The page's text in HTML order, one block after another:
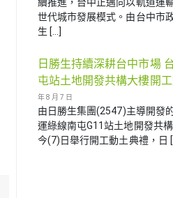
世代城市發展模式。由台中市
生 […]
日勝生持續深耕台中市場
屯站土地開發共構大樓開
年 8 月 7 日
由日勝生集團(2547)主導開發
運綠線南屯G11站土地開發共構
今(7)日舉行開工動土典禮，日